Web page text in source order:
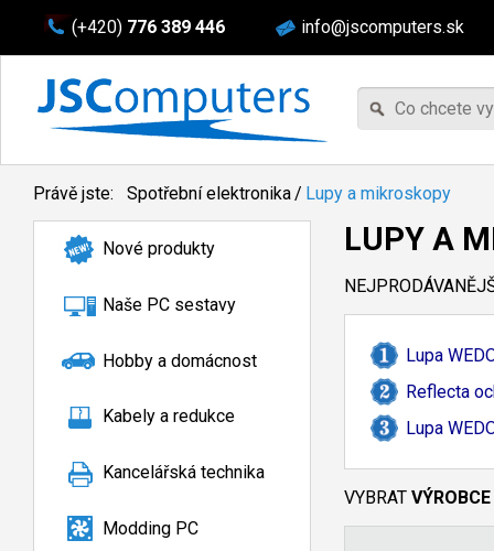
(+420) 776 389 446 info@jscomputers.sk
Právě jste: Spotřební elektronika/ Lupy a mikroskopy
Nové produkty
Naše PC sestavy
Hobby a domácnost
Kabely a redukce
Kancelářská technika
Modding PC
LUPY A
Lupa
Reflecta
Lupa
VYBRAT VÝROBCE